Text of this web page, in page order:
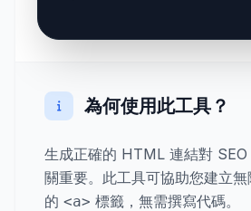
為何使用此工具？
生成正確的 HTML 連結對 SEO
關重要。此工具可協助您建立
的 <a> 標籤，無需撰寫代碼。